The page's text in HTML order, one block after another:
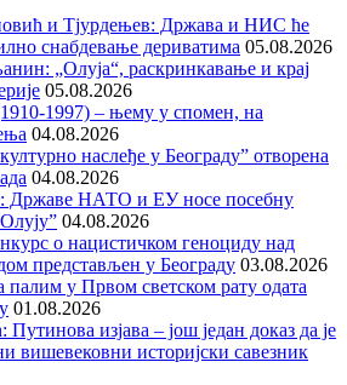
и Тјурдењев: Држава и НИС ће
снабдевање дериватима 05.08.2026
„Олуја“, раскринкавање и крај
05.08.2026
1997) – њему у спомен, на
04.08.2026
наслеђе у Београду” отворена
04.08.2026
Државе НАТО и ЕУ носе посебну
04.08.2026
о нацистичком геноциду над
представљен у Београду 03.08.2026
палим у Првом светском рату одата
01.08.2026
изјава – још један доказ да је
вишевековни историјски савезник